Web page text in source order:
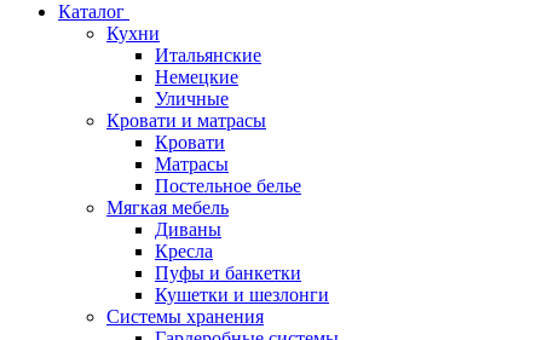
Каталог
Кухни
Итальянские
Немецкие
Уличные
Кровати и матрасы
Кровати
Матрасы
Постельное белье
Мягкая мебель
Диваны
Кресла
Пуфы и банкетки
Кушетки и шезлонги
Системы хранения